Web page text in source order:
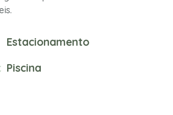
Estacionamento
Piscina